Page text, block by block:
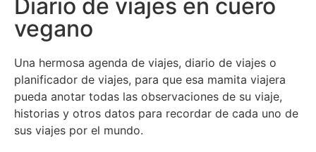
Diario de viajes en cuero
vegano
Una hermosa agenda de viajes, diario de viajes o
planificador de viajes, para que esa mamita viajera
pueda anotar todas las observaciones de su viaje,
historias y otros datos para recordar de cada uno de
sus viajes por el mundo.